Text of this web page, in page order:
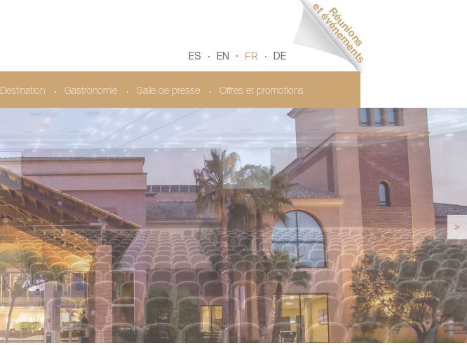
ES EN FR DE
Destination Gastronomie Salle de presse Offres et promotions
>